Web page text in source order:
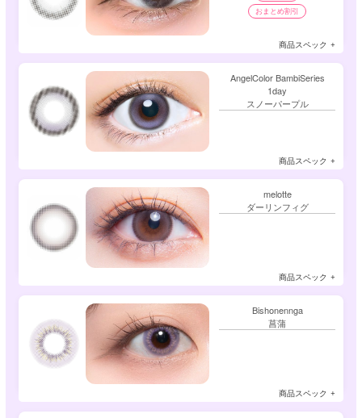
おまとめ割引
商品スペック
AngelColor BambiSeries
1day
スノーパープル
商品スペック
melotte
ダーリンフィグ
商品スペック
Bishonennga
菖蒲
商品スペック